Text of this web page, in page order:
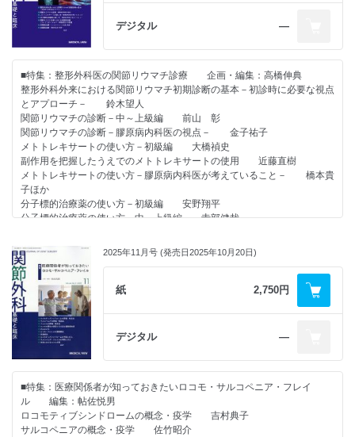
・人工膝関節 ～大切なのに誰も教えてくれない基本～（第14回）
「わが国におけるTKA機種の変遷」 格谷義徳
・おもしろ 医人 ヒストリー（第42回）
「MRIの歴史 最初に発明したのは誰？ アイディアが先かマシーンが先
か：Damadian vs. Mansfieldの磁場をめぐる戦い」 小橋由紋子
デジタル ―
■特集：整形外科医の関節リウマチ診療 企画・編集：高橋伸典
整形外科外来における関節リウマチ初期診断の基本－初診時に必要な視点
とアプローチ－ 鈴木望人
関節リウマチの診断－中～上級編 前山 彰
関節リウマチの診断－膠原病内科医の視点－ 金子祐子
メトトレキサートの使い方－初級編 大橋禎史
副作用を把握したうえでのメトトレキサートの使用 近藤直樹
メトトレキサートの使い方－膠原病内科医が考えていること－ 橋本貴
子ほか
分子標的治療薬の使い方－初級編 安野翔平
分子標的治療薬の使い方－中～上級編 寺部健哉
関節リウマチ治療における非薬物治療（リハビリテーション・手術療法）
の意義 小嶋俊久
非薬物治療－リハビリテーション治療の実際－ 松下 功
非薬物治療－関節内注射の実際－ 神戸克明
●連載
・すっきりわかる 骨折の分類使い方講座（肩&#12316;肘関節編 第6
回）
「尺骨鉤状突起骨折，terrible triadに使われる骨折分類」 高橋信行
・人工膝関節 ～大切なのに誰も教えてくれない基本～（第13回）
「EBMを超えて考えるTKA機種選択 ①：Posterior stabilized（PS）
型」 格谷義徳
2025年11月号 (発売日2025年10月20日)
紙 2,750円
デジタル ―
■特集：医療関係者が知っておきたいロコモ・サルコペニア・フレイ
ル 編集：帖佐悦男
ロコモティブシンドロームの概念・疫学 吉村典子
サルコペニアの概念・疫学 佐竹昭介